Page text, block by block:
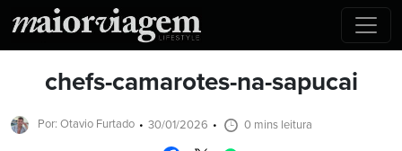
chefs-camarotes-na-sapucai
Por: Otavio Furtado 30/01/2026 0 mins leitura